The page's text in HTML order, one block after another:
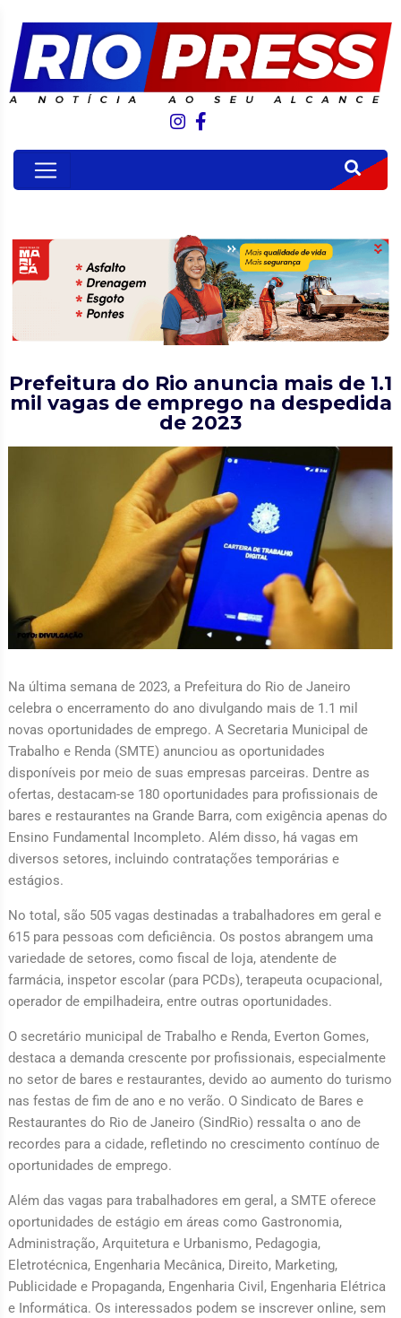
Prefeitura do Rio anuncia mais de 1.1
mil vagas de emprego na despedida
de 2023
Na última semana de 2023, a Prefeitura do Rio de Janeiro
celebra o encerramento do ano divulgando mais de 1.1 mil
novas oportunidades de emprego. A Secretaria Municipal de
Trabalho e Renda (SMTE) anunciou as oportunidades
disponíveis por meio de suas empresas parceiras. Dentre as
ofertas, destacam-se 180 oportunidades para profissionais de
bares e restaurantes na Grande Barra, com exigência apenas do
Ensino Fundamental Incompleto. Além disso, há vagas em
diversos setores, incluindo contratações temporárias e
estágios.
No total, são 505 vagas destinadas a trabalhadores em geral e
615 para pessoas com deficiência. Os postos abrangem uma
variedade de setores, como fiscal de loja, atendente de
farmácia, inspetor escolar (para PCDs), terapeuta ocupacional,
operador de empilhadeira, entre outras oportunidades.
O secretário municipal de Trabalho e Renda, Everton Gomes,
destaca a demanda crescente por profissionais, especialmente
no setor de bares e restaurantes, devido ao aumento do turismo
nas festas de fim de ano e no verão. O Sindicato de Bares e
Restaurantes do Rio de Janeiro (SindRio) ressalta o ano de
recordes para a cidade, refletindo no crescimento contínuo de
oportunidades de emprego.
Além das vagas para trabalhadores em geral, a SMTE oferece
oportunidades de estágio em áreas como Gastronomia,
Administração, Arquitetura e Urbanismo, Pedagogia,
Eletrotécnica, Engenharia Mecânica, Direito, Marketing,
Publicidade e Propaganda, Engenharia Civil, Engenharia Elétrica
e Informática. Os interessados podem se inscrever online, sem